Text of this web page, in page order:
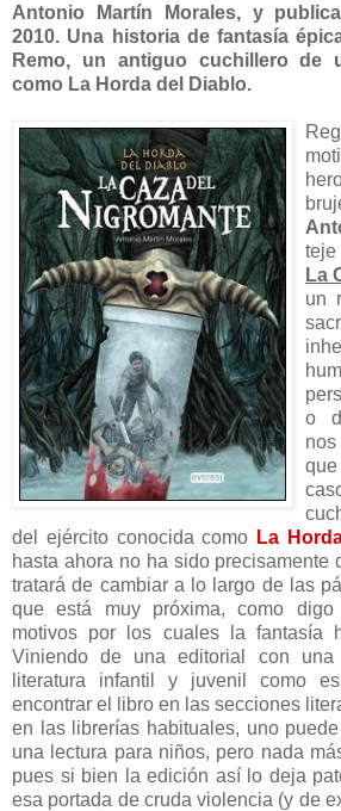
Antonio Martín Morales, y
2010. Una historia de fantasía
Remo, un antiguo cuchillero de
como La Horda del Diablo.
La
un
o
que
del ejército conocida como La
hasta ahora no ha sido precisamente
tratará de cambiar a lo largo de las
que está muy próxima, como
motivos por los cuales la fantasía
Viniendo de una editorial con una
literatura infantil y juvenil como
encontrar el libro en las secciones
en las librerías habituales, uno
una lectura para niños, pero nada
pues si bien la edición así lo deja
esa portada de cruda violencia (y de